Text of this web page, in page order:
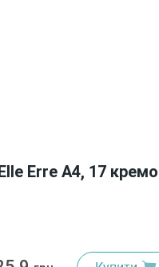
Erre A4, 17